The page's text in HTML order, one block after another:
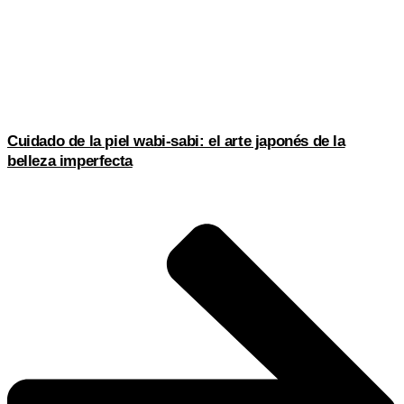
Cuidado de la piel wabi-sabi: el arte japonés de la
belleza imperfecta